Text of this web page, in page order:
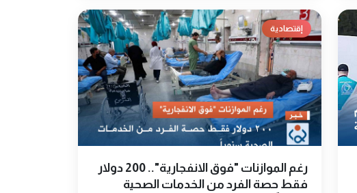
إقتصادية
رغم الموازنات "فوق الانفجارية".. 200 دولار
فقط حصة الفرد من الخدمات الصحية